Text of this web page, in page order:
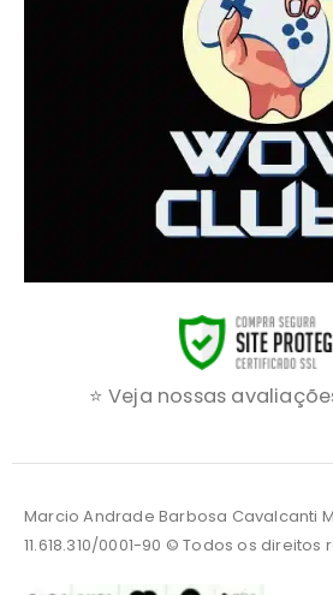
⭐ Veja nossas
Marcio Andrade Barbosa Cavalcanti
11.618.310/0001-90 © Todos os